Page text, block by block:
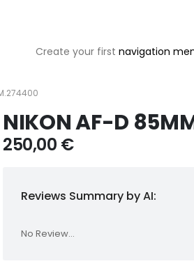
Create your first navigation
NIKON AF-D
250,00 €
Reviews Summary by AI:
No Review...